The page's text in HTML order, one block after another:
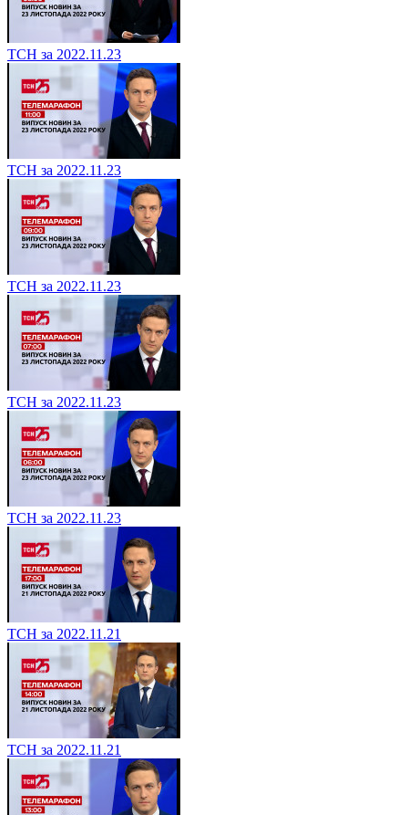
ТСН за 2022.11.23
ТСН за 2022.11.23
ТСН за 2022.11.23
ТСН за 2022.11.23
ТСН за 2022.11.23
ТСН за 2022.11.21
ТСН за 2022.11.21